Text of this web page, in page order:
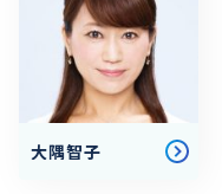
大隅智子